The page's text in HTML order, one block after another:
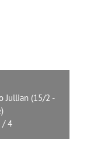
Jullian (15/2 -
/ 4